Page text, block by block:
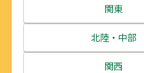
北海道
青森県
岩手県
関東
茨城県
栃木県
北陸・中部
新潟県
関西